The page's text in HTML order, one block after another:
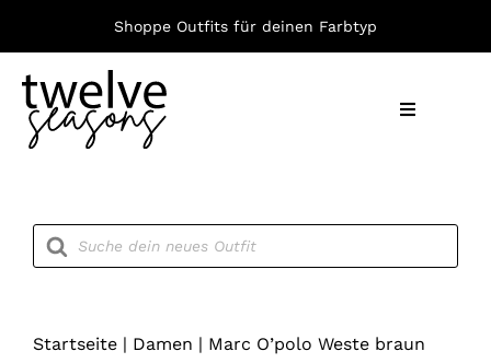
springen
Shoppe Outfits für deinen Farbtyp
Toggle
Products
search
Startseite| Damen | Marc O’polo Weste braun